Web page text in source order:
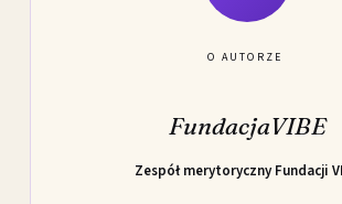
O AUTORZE
FundacjaVIBE
Zespół merytoryczny Fundacji